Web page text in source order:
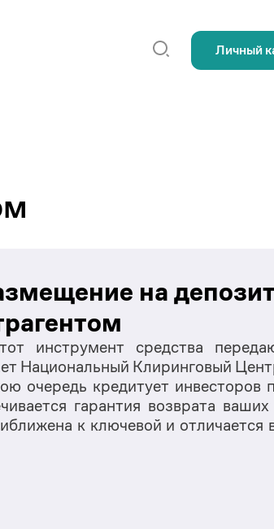
Личный
на
инструмент средства
Национальный Клиринговый
очередь кредитует инвесторов
гарантия возврата
к ключевой и отличается